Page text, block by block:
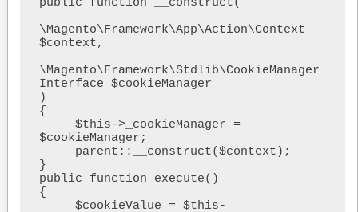
public function __construct(
\Magento\Framework\App\Action\Context
$context,
\Magento\Framework\Stdlib\CookieManager
Interface $cookieManager
)
{
$cookieManager;
}
public function execute()
{